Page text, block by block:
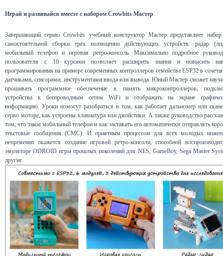
Играй и развивайся вместе с набором Crowbits Мастер
Завершающий серию Crowbits учебный конструктор Мастер представляет
самостоятельной сборки трёх полноценно действующих устройств: радар
мобильный телефон и игровая ретро-консоль. Максимально подробное
пользователя с 16 курсами позволяет расширить знания и повысить
программирования на примере современных контроллеров семейства ESP32 в
датчиками, сенсорами, инструментами ввода или вывода. Юный Мастер сможет
прошивать программное обеспечение в память микроконтроллеров,
устройства к беспроводным сетям WiFi и отображать на экране
информацию. Уроки помогут разобраться в том, как работает дальномер или
серво моторе, как устроены клавиатура или джойстики. А также руководство
том, что такое мобильный телефон и как заставить его автоматически отправлять
текстовые сообщения (СМС). И приятным процессом для всех молодых
непременно окажется создание игровой ретро-консоли, способной
эмуляторе ODROID игры прошлых поколений для NES, GameBoy, Sega Master
другие.